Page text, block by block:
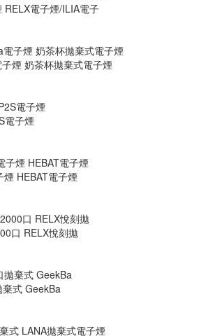
RELX電子煙/ILIA電子
煙 奶茶杯拋棄式電子煙
電子煙
HEBAT電子煙
口 RELX悅刻拋
式 GeekBa